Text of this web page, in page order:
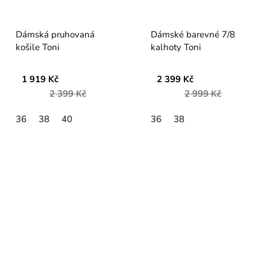
Dámská pruhovaná
košile Toni
1 919 Kč
2 399 Kč
36 38 40
Dámské barevné 7/8
kalhoty Toni
2 399 Kč
2 999 Kč
36 38